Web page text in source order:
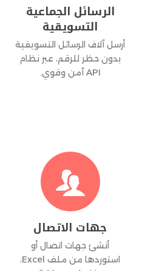
الرسائل الجماعية
التسويقية
أرسل آلاف الرسائل التسويقية
بدون حظر للرقم، عبر نظام
API آمن وقوي.

جهات الاتصال
أنشئ جهات اتصال أو
استوردها من ملف Excel،